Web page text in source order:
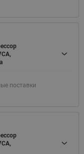
поставки